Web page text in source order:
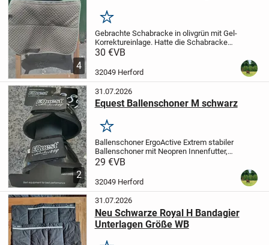
4
Merken
Gebrachte Schabracke in olivgrün mit Gel-
Korrektureinlage. Hatte die Schabracke
unter einem VSD Sattel mit 17 und 18
vorhanden. Da die neue EU-Richtlinie...
30 €VB
32049 Herford
2
31.07.2026
Equest Ballenschoner M schwarz
Merken
Ballenschoner ErgoActive Extrem stabiler
Ballenschoner mit Neopren Innenfutter,
schützt den Hufballen vor Tritt- und
anatomischen Schnitt sowie dem starken
doppelten...
29 €VB
32049 Herford
31.07.2026
Neu Schwarze Royal H Bandagier
Unterlagen Größe WB